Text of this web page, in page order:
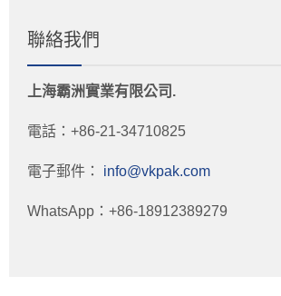
聯絡我們
上海霸洲實業有限公司.
電話：+86-21-34710825
電子郵件： info@vkpak.com
WhatsApp：+86-18912389279